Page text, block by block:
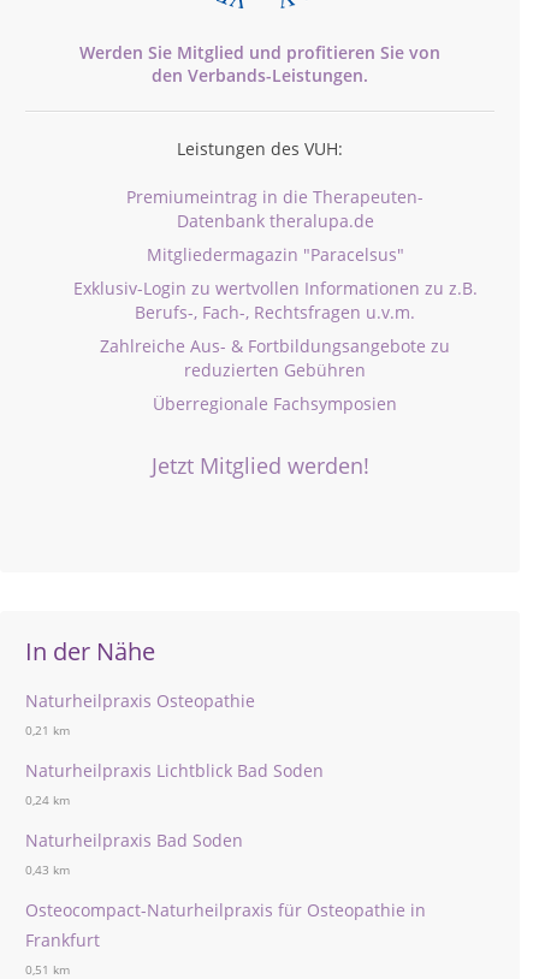
Werden Sie Mitglied und profitieren Sie von
den Verbands-Leistungen.
Leistungen des VUH:
Premiumeintrag in die Therapeuten-
Datenbank theralupa.de
Mitgliedermagazin "Paracelsus"
Exklusiv-Login zu wertvollen Informationen zu z.B.
Berufs-, Fach-, Rechtsfragen u.v.m.
Zahlreiche Aus- & Fortbildungsangebote zu
reduzierten Gebühren
Überregionale Fachsymposien
Jetzt Mitglied werden!
In der Nähe
Naturheilpraxis Osteopathie
0,21 km
Naturheilpraxis Lichtblick Bad Soden
0,24 km
Naturheilpraxis Bad Soden
0,43 km
Osteocompact-Naturheilpraxis für Osteopathie in
Frankfurt
0,51 km